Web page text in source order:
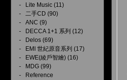
-
Lite Music (11)
- 二手CD (90)
- ANC (9)
-
DECCA 1+1 系列 (12)
-
Delos (69)
-
EMI 世紀原音系列 (17)
-
EWE(綾戶智繪) (16)
-
MDG (99)
-
Reference